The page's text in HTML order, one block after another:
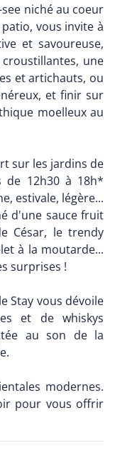
niché au coeur
vous invite à
et savoureuse,
une
et artichauts, ou
et finir sur
moelleux au
sur les jardins de
de 12h30 à 18h*
estivale, légère...
d'une sauce fruit
César, le trendy
à la moutarde...
surprises !
Stay vous dévoile
et de whiskys
au son de la
modernes.
pour vous offrir